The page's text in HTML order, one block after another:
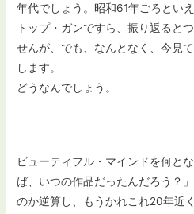
年代でしょう。昭和61年ごろとい
トップ・ガンですら、振り返ると
せんが、でも、なんとなく、今見
します。
どうなんでしょう。
ビューティフル・マインドを何と
ば、いつの作品だったんだろう？
のか逆算し、もうかれこれ20年近